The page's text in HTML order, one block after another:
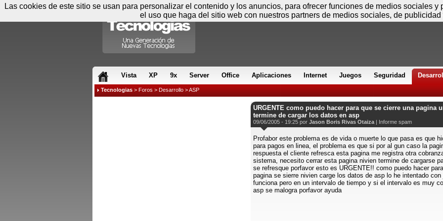
Vista XP 9x Server Office Aplicaciones Internet Juegos Seguridad
Tecnologias > Foros > Desarrollo >ASP
URGENTE como puedo hacer para que se cierre una pagina
termine de cargar los datos en asp
09/06/2005 - 19:25 por Jason Boris Rivas Otaiza | Informe spam
Profabor este problema es de vida o muerte lo que pasa es que
para pagos en linea, el problema es que si por al gun caso la
respuesta el cliente refresca esta pagina me registra otra
sistema, necesito cerrar esta pagina nivien termine de cargarse
se refresque porfavor esto es URGENTE!! como puedo hacer
pagina se sierre nivien carge los datos de asp lo he intentado
funciona pero en un intervalo de tiempo y si el intervalo es muy
asp se malogra porfavor ayuda
Las cookies de este sitio se usan para personalizar el contenido y los anuncios, para ofrecer funciones de medios sociales
el uso que haga del sitio web con nuestros partners de medios sociales, de